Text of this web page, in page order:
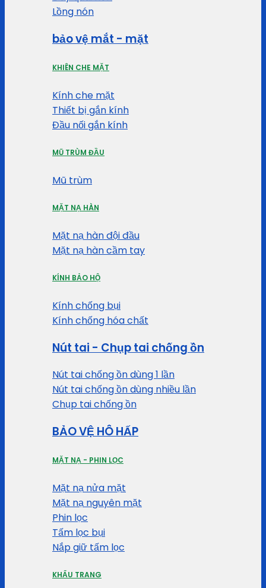
Lồng nón
bảo vệ mắt - mặt
KHIÊN CHE MẶT
Kính che mặt
Thiết bị gắn kính
Đầu nối gắn kính
MŨ TRÙM ĐẦU
Mũ trùm
MẶT NẠ HÀN
Mặt nạ hàn đội đầu
Mặt nạ hàn cầm tay
KÍNH BẢO HỘ
Kính chống bụi
Kính chống hóa chất
Nút tai - Chụp tai chống ồn
Nút tai chống ồn dùng 1 lần
Nút tai chống ồn dùng nhiều lần
Chụp tai chống ồn
BẢO VỆ HÔ HẤP
MẶT NẠ - PHIN LỌC
Mặt nạ nửa mặt
Mặt nạ nguyên mặt
Phin lọc
Tấm lọc bụi
Nắp giữ tấm lọc
KHẨU TRANG